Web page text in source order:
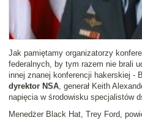
Jak pamiętamy organizatorzy
federalnych, by tym razem nie brali
innej znanej konferencji hakerskiej -
dyrektor NSA, generał Keith
napięcia w środowisku specjalistów
Menedżer Black Hat, Trey Ford,